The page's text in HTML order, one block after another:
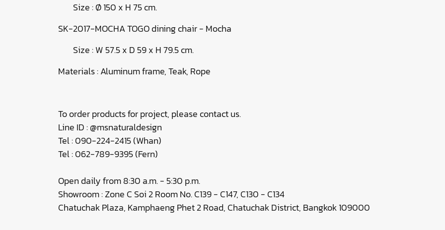
Size : Ø 150 x H 75 cm.
SK-2017-MOCHA TOGO dining chair - Mocha
Size : W 57.5 x D 59 x H 79.5 cm.
Materials : Aluminum frame, Teak, Rope
To order products for project, please contact us.
Line ID : @msnaturaldesign
Tel : 090-224-2415 (Whan)
Tel : 062-789-9395 (Fern)
Open daily from 8:30 a.m. - 5:30 p.m.
Showroom : Zone C Soi 2 Room No. C139 - C147, C130 - C134
Chatuchak Plaza, Kamphaeng Phet 2 Road, Chatuchak District, Bangkok 109000